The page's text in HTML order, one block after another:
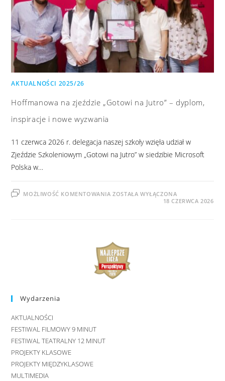
AKTUALNOŚCI 2025/26
Hoffmanowa na zjeździe „Gotowi na Jutro” – dyplom,
inspiracje i nowe wyzwania
11 czerwca 2026 r. delegacja naszej szkoły wzięła udział w
Zjeździe Szkoleniowym „Gotowi na Jutro” w siedzibie Microsoft
Polska w…
MOŻLIWOŚĆ KOMENTOWANIAZOSTAŁA WYŁĄCZONA
18 CZERWCA 2026
Wydarzenia
AKTUALNOŚCI
FESTIWAL FILMOWY 9 MINUT
FESTIWAL TEATRALNY 12 MINUT
PROJEKTY KLASOWE
PROJEKTY MIĘDZYKLASOWE
MULTIMEDIA